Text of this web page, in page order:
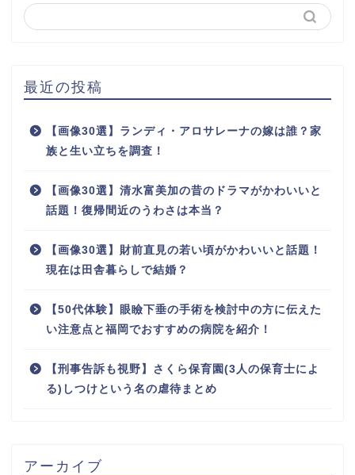
最近の投稿
【画像30選】ランディ・アロサレーナの嫁は誰？家
族と生い立ちを調査！
【画像30選】清水富美加の昔のドラマがかわいいと
話題！復帰間近のうわさは本当？
【画像30選】財前直見の若い頃がかわいいと話題！
現在は田舎暮らしで結婚？
【50代体験】眼瞼下垂の手術を検討中の方に伝えた
い注意点と福岡でおすすめの病院を紹介！
【刑事告訴も視野】さくら保育園(3人の保育士によ
る)しつけという名の虐待まとめ
アーカイブ